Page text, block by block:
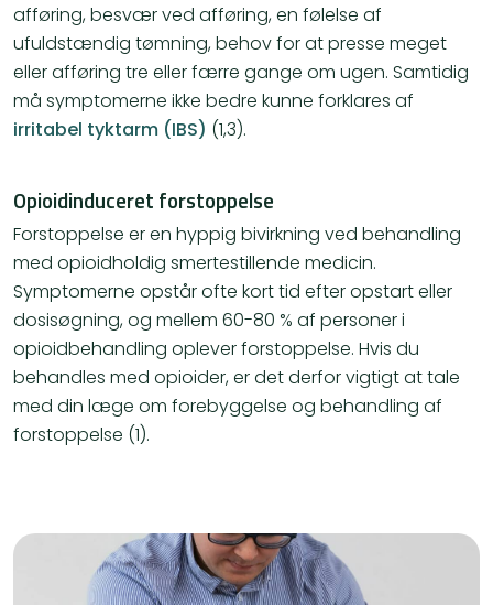
afføring, besvær ved afføring, en følelse af
ufuldstændig tømning, behov for at presse meget
eller afføring tre eller færre gange om ugen. Samtidig
må symptomerne ikke bedre kunne forklares af
irritabel tyktarm (IBS) (1,3).
Opioidinduceret forstoppelse
Forstoppelse er en hyppig bivirkning ved behandling
med opioidholdig smertestillende medicin.
Symptomerne opstår ofte kort tid efter opstart eller
dosisøgning, og mellem 60-80 % af personer i
opioidbehandling oplever forstoppelse. Hvis du
behandles med opioider, er det derfor vigtigt at tale
med din læge om forebyggelse og behandling af
forstoppelse (1).